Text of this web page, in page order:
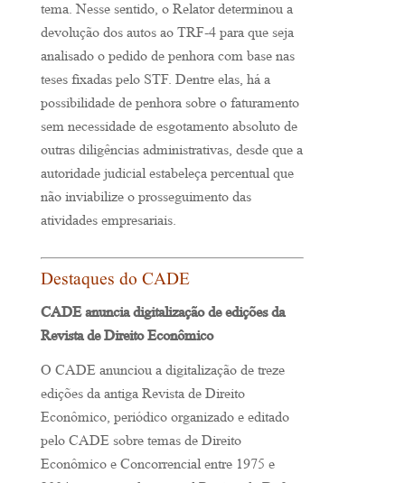
tema. Nesse sentido, o Relator determinou a
devolução dos autos ao TRF-4 para que seja
analisado o pedido de penhora com base nas
teses fixadas pelo STF. Dentre elas, há a
possibilidade de penhora sobre o faturamento
sem necessidade de esgotamento absoluto de
outras diligências administrativas, desde que a
autoridade judicial estabeleça percentual que
não inviabilize o prosseguimento das
atividades empresariais.
Destaques do CADE
CADE anuncia digitalização de edições da
Revista de Direito Econômico
O CADE anunciou a digitalização de treze
edições da antiga Revista de Direito
Econômico, periódico organizado e editado
pelo CADE sobre temas de Direito
Econômico e Concorrencial entre 1975 e